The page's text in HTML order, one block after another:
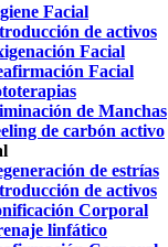
Facial
de activos
Facial
Facial
de Manchas
de carbón activo
de estrías
de activos
Corporal
linfático